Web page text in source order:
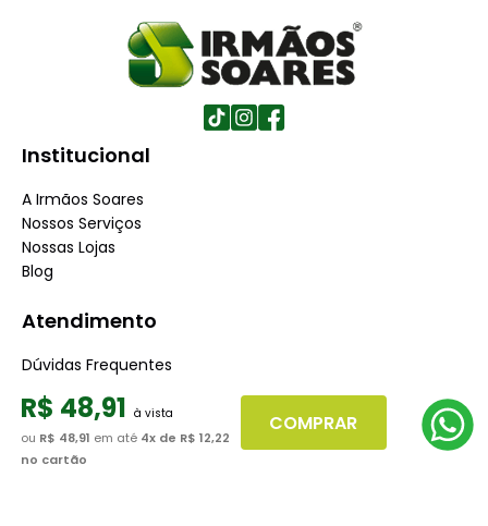
R$ 48,91
ou R$ 48,91 em até 4x de R$ 12,22
no cartão
COMPRAR
Institucional
A Irmãos Soares
Nossos Serviços
Nossas Lojas
Blog
Atendimento
Dúvidas Frequentes
Minha Conta
Trabalhe conosco
Seja nosso fornecedor